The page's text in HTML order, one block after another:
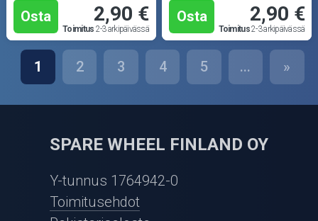
Osta 2,90 €
Toimitus 2-3 arkipäivässä
Osta 2,90 €
Toimitus2-3 arkipäivässä
1 2 3 4 5 ... »
SPARE WHEEL FINLAND OY
Y-tunnus 1764942-0
Toimitusehdot